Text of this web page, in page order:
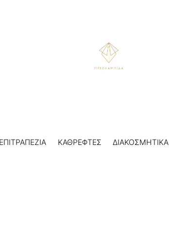
ΚΑΘΡΕΦΤΕΣ ΔΙΑΚΟΣΜΗΤΙΚΑ